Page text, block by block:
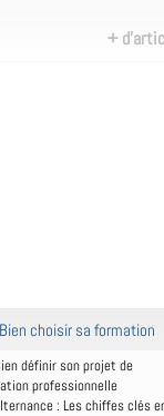
+
choisir sa formation
définir son projet de
professionnelle
: Les chiffes clés